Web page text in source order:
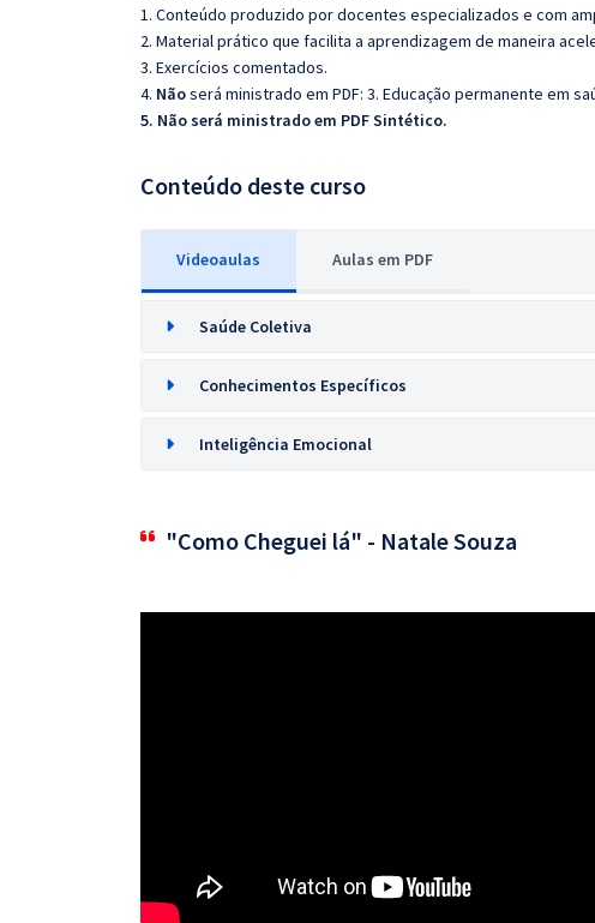
1. Conteúdo produzido por docentes especializados e com
2. Material prático que facilita a aprendizagem de maneira
3. Exercícios comentados.
4. Nãoserá ministrado em PDF: 3. Educação permanente em
5. Não será ministrado em PDF Sintético.
Conteúdo deste curso
Videoaulas Aulas em PDF
Saúde Coletiva
Conhecimentos Específicos
Inteligência Emocional
"Como Cheguei lá" - Natale Souza